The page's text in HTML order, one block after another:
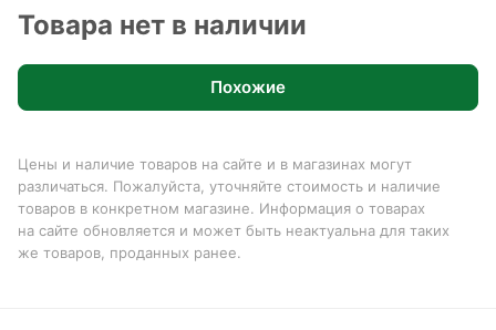
Товара нет в наличии
Похожие
Цены и наличие товаров на сайте и в магазинах могут
различаться. Пожалуйста, уточняйте стоимость и наличие
товаров в конкретном магазине. Информация о товарах
на сайте обновляется и может быть неактуальна для таких
же товаров, проданных ранее.